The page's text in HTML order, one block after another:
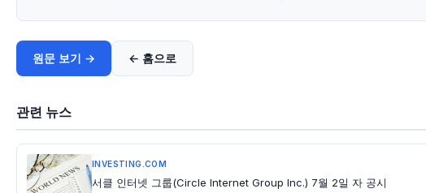
원문 보기 → ← 홈으로
관련 뉴스
INVESTING.COM
서클 인터넷 그룹(Circle Internet Group Inc.) 7월 2일 자 공시